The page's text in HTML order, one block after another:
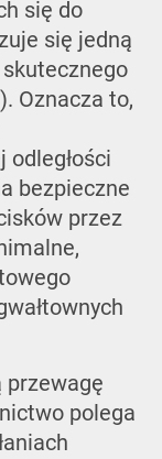
się do
się jedną
Oznacza to,
odległości
bezpieczne
przez
przewagę
polega